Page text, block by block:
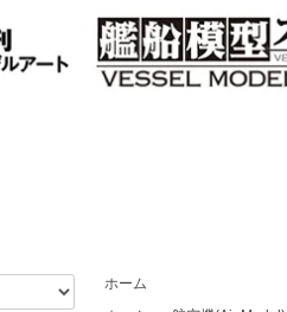
ホーム